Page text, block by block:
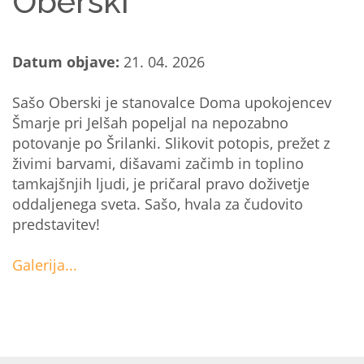
Datum objave: 21. 04. 2026
Sašo Oberski je stanovalce Doma upokojencev
Šmarje pri Jelšah popeljal na nepozabno
potovanje po Šrilanki. Slikovit potopis, prežet z
živimi barvami, dišavami začimb in toplino
tamkajšnjih ljudi, je pričaral pravo doživetje
oddaljenega sveta. Sašo, hvala za čudovito
predstavitev!
Galerija...